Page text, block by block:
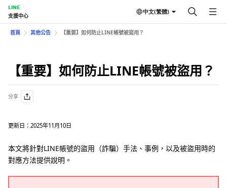
LINE
支援中心
中文(繁體)
首頁 其他公告 【重要】如何防止LINE帳號被盜用？
【重要】如何防止LINE帳號被盜用？
分享
更新日：2025年11月10日
本文將針對LINE帳號的盜用（詐騙）手法、事例，以及被盜用時的
對應方法提供說明。